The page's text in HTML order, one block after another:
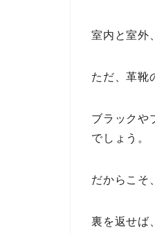
室内と室外
ただ、革靴
ブラックや
でしょう。
だからこそ
裏を返せば